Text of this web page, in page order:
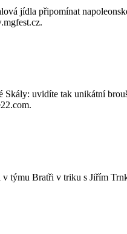
jídla připomínat
uvidíte tak unikátní
týmu Bratři v triku s Jiřím